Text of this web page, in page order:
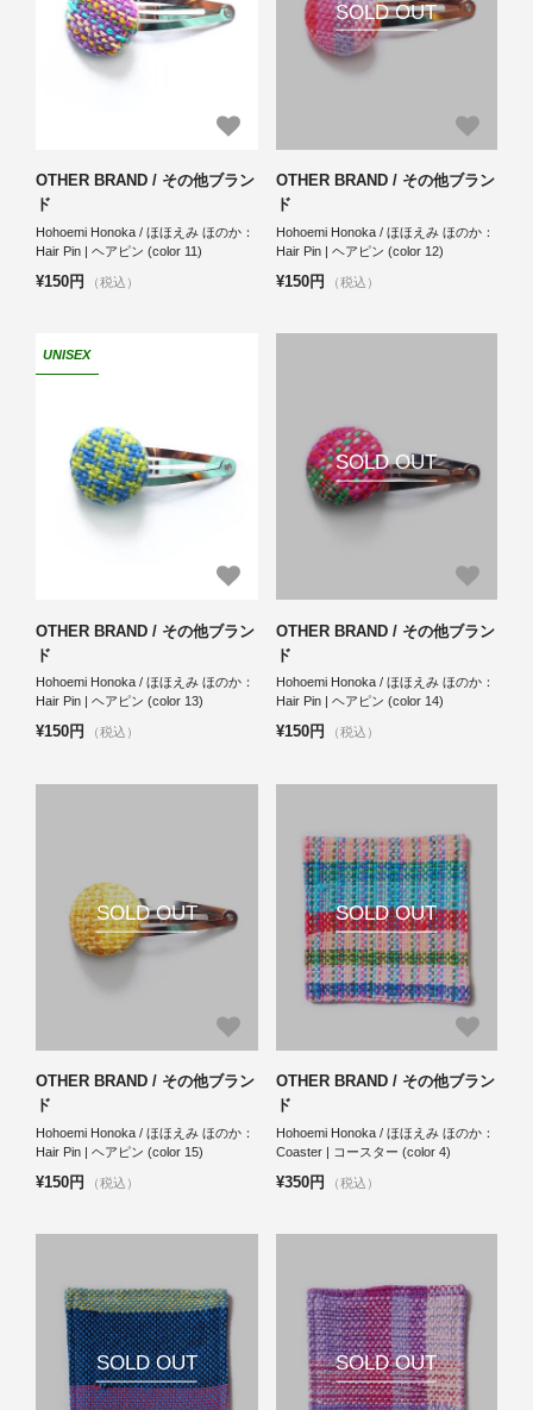
OTHER BRAND / その他ブラン
ド
Hohoemi Honoka / ほほえみ ほのか：
Hair Pin | ヘアピン (color 11)
¥150円 （税込）
SOLD OUT
OTHER BRAND / その他ブラン
ド
Hohoemi Honoka / ほほえみ ほのか：
Hair Pin | ヘアピン (color 12)
¥150円 （税込）
UNISEX
OTHER BRAND / その他ブラン
ド
Hohoemi Honoka / ほほえみ ほのか：
Hair Pin | ヘアピン (color 13)
¥150円 （税込）
SOLD OUT
OTHER BRAND / その他ブラン
ド
Hohoemi Honoka / ほほえみ ほのか：
Hair Pin | ヘアピン (color 14)
¥150円 （税込）
SOLD OUT
OTHER BRAND / その他ブラン
ド
Hohoemi Honoka / ほほえみ ほのか：
Hair Pin | ヘアピン (color 15)
¥150円 （税込）
SOLD OUT
OTHER BRAND / その他ブラン
ド
Hohoemi Honoka / ほほえみ ほのか：
Coaster | コースター (color 4)
¥350円 （税込）
SOLD OUT SOLD OUT